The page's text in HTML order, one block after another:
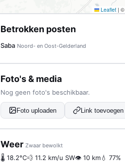
Leaflet | ©
Betrokken posten
Saba Noord- en Oost-Gelderland
Foto's & media
Nog geen foto's beschikbaar.
Foto uploaden Link toevoegen
Weer Zwaar bewolkt
🌡 18.2°C💨 11.2 km/u SW👁 10 km💧 77%